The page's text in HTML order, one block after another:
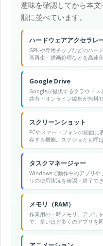
意味を確認してから本
順に並べています。
ハードウェアアクセラレ
GPUや専用チップなどのハー
画再生・描画処理などを高速
Google Drive
Googleが提供するクラウドス
共有・オンライン編集が無料
スクリーンショット
PCやスマートフォンの画面
存する機能。スクショとも呼ば
タスクマネージャー
Windowsで動作中のアプリや
リの使用状況を確認・終了で
メモリ（RAM）
作業用の一時メモリ。アプリ
で、多いほど多くのアプリを